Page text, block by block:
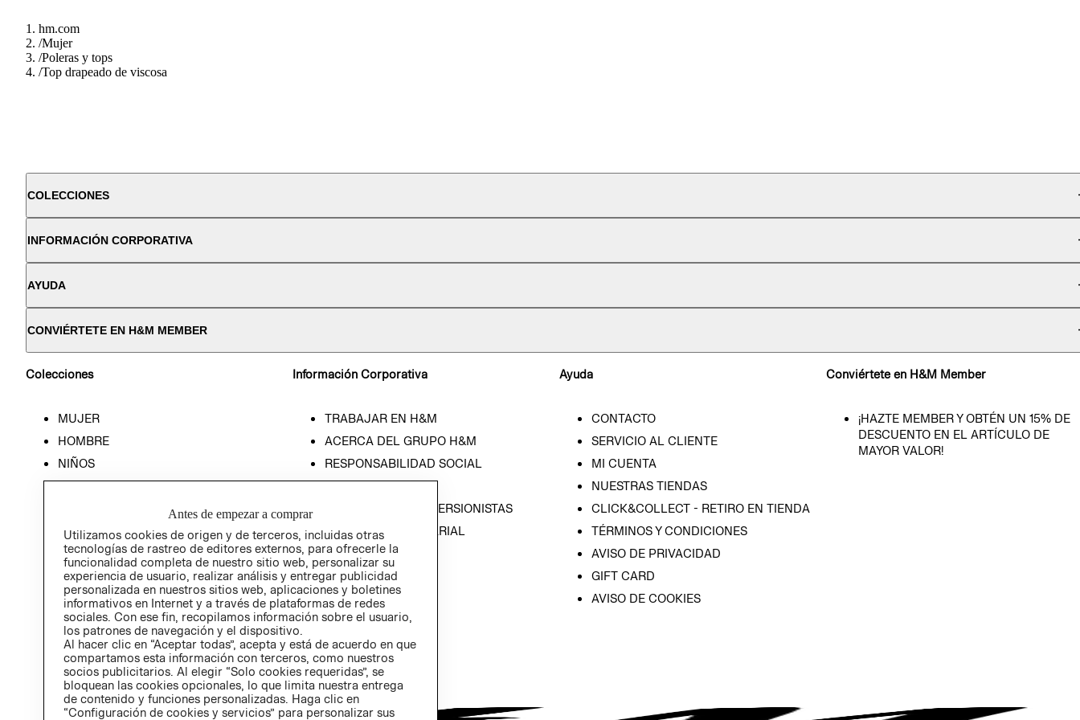
hm.com
/Mujer
/Poleras y tops
/Top drapeado de viscosa
COLECCIONES
INFORMACIÓN CORPORATIVA
AYUDA
CONVIÉRTETE EN H&M MEMBER
Colecciones
MUJER
HOMBRE
NIÑOS
HOME
Información Corporativa
TRABAJAR EN H&M
ACERCA DEL GRUPO H&M
RESPONSABILIDAD SOCIAL
PRENSA
RELACIÓN CON INVERSIONISTAS
POLÍTICA EMPRESARIAL
Ayuda
CONTACTO
SERVICIO AL CLIENTE
MI CUENTA
NUESTRAS TIENDAS
CLICK&COLLECT - RETIRO EN TIENDA
TÉRMINOS Y CONDICIONES
AVISO DE PRIVACIDAD
GIFT CARD
AVISO DE COOKIES
Conviértete en H&M Member
¡HAZTE MEMBER Y OBTÉN UN 15% DE
DESCUENTO EN EL ARTÍCULO DE
MAYOR VALOR!
Antes de empezar a comprar
Utilizamos cookies de origen y de terceros, incluidas otras
tecnologías de rastreo de editores externos, para ofrecerle la
funcionalidad completa de nuestro sitio web, personalizar su
experiencia de usuario, realizar análisis y entregar publicidad
personalizada en nuestros sitios web, aplicaciones y boletines
informativos en Internet y a través de plataformas de redes
sociales. Con ese fin, recopilamos información sobre el usuario,
los patrones de navegación y el dispositivo.
Al hacer clic en “Aceptar todas”, acepta y está de acuerdo en que
compartamos esta información con terceros, como nuestros
socios publicitarios. Al elegir “Solo cookies requeridas”, se
bloquean las cookies opcionales, lo que limita nuestra entrega
de contenido y funciones personalizadas. Haga clic en
“Configuración de cookies y servicios” para personalizar sus